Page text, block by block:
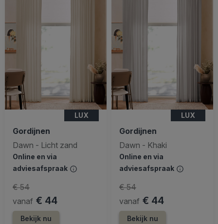
LUX
Gordijnen
Dawn - Licht zand
Online en via
adviesafspraak
vanaf € 44
€ 54
Bekijk nu
LUX
Gordijnen
Dawn - Khaki
Online en via
adviesafspraak
vanaf € 44
€ 54
Bekijk nu